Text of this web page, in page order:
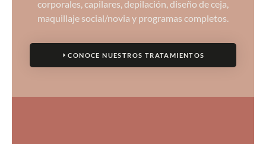
corporales, capilares, depilación, diseño de ceja,
maquillaje social/novia y programas completos.
CONOCE NUESTROS TRATAMIENTOS